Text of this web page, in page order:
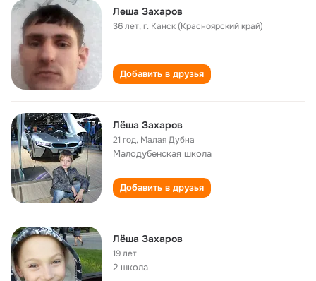
Леша Захаров
36 лет,г. Канск (Красноярский край)
Добавить в друзья
Лёша Захаров
21 год, Малая Дубна
Малодубенская школа
Добавить в друзья
Лёша Захаров
19 лет
2 школа